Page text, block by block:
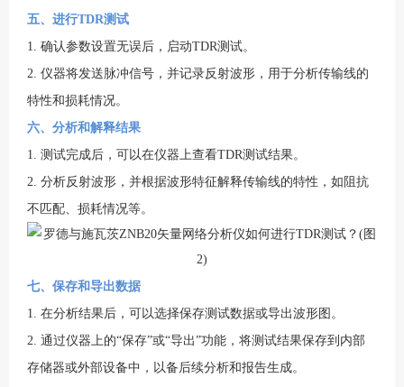
五、进行TDR测试
1. 确认参数设置无误后，启动TDR测试。
2. 仪器将发送脉冲信号，并记录反射波形，用于分析传输线的
特性和损耗情况。
六、分析和解释结果
1. 测试完成后，可以在仪器上查看TDR测试结果。
2. 分析反射波形，并根据波形特征解释传输线的特性，如阻抗
不匹配、损耗情况等。
七、保存和导出数据
1. 在分析结果后，可以选择保存测试数据或导出波形图。
2. 通过仪器上的“保存”或“导出”功能，将测试结果保存到内部
存储器或外部设备中，以备后续分析和报告生成。